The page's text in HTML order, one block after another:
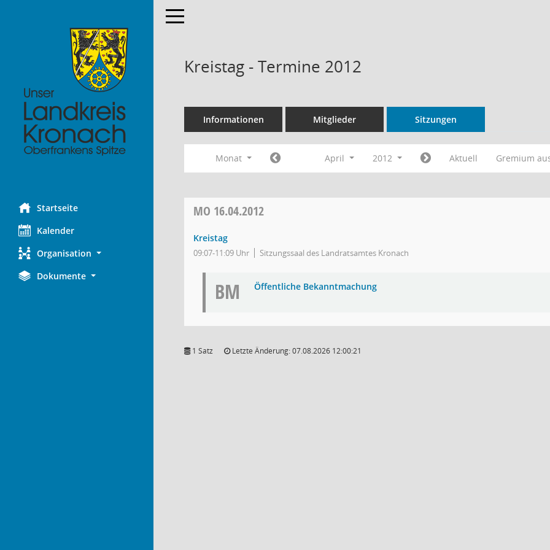
Startseite
Kalender
Organisation
Dokumente
Toggle navigation
Kreistag - Termine 2012
Informationen Mitglieder Sitzungen
Monat April 2012 Aktuell Gremium
MO 16.04.2012
Kreistag
09:07-11:09 Uhr Sitzungssaal des Landratsamtes Kronach
BM Öffentliche Bekanntmachung
1 Satz Letzte Änderung: 07.08.2026 12:00:21